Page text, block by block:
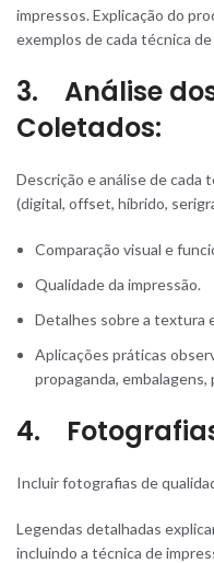
impressos. Explicação do
exemplos de cada técnica
3. Análise
Coletados:
Descrição e análise de cada
(digital, offset, híbrido,
Comparação visual e
Qualidade da impressão.
Detalhes sobre a textura
Aplicações práticas
propaganda, embalagens,
4.
Incluir fotografias de
Legendas detalhadas
incluindo a técnica de